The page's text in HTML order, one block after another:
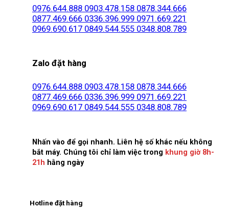
0976.644.888 0903.478.158 0878.344.666
0877.469.666 0336.396.999 0971.669.221
0969.690.617 0849.544.555 0348.808.789
Zalo đặt hàng
0976.644.888 0903.478.158 0878.344.666
0877.469.666 0336.396.999 0971.669.221
0969.690.617 0849.544.555 0348.808.789
Nhấn vào để gọi nhanh. Liên hệ số khác nếu không
bắt máy. Chúng tôi chỉ làm việc trong khung giờ 8h-
21h hằng ngày
Hotline đặt hàng